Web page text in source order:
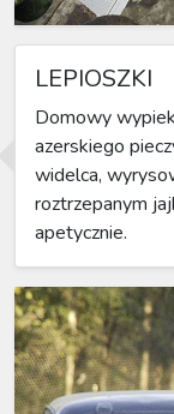
LEPIOSZKI
Domowy
azerskiego
widelca,
roztrzepanym
apetycznie.